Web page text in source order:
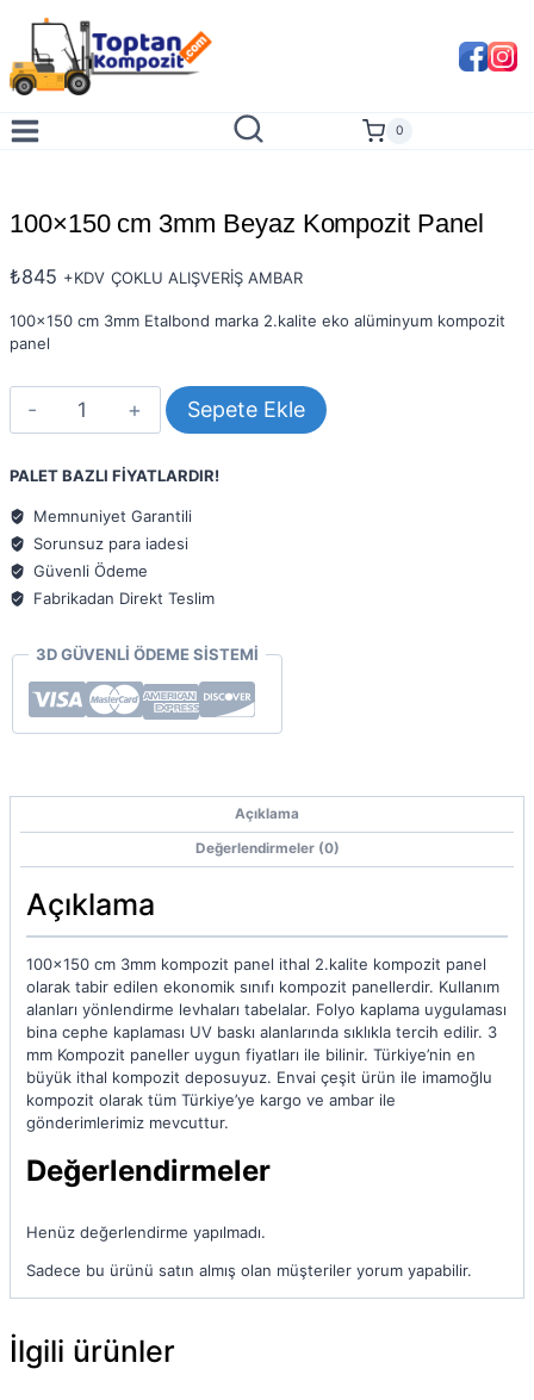
content
0
100×150 cm 3mm Beyaz Kompozit Panel
₺845 +KDV ÇOKLU ALIŞVERİŞ AMBAR
100×150 cm 3mm Etalbond marka 2.kalite eko alüminyum kompozit
panel
Kompozit
Panel
Sepete Ekle
PALET BAZLI FİYATLARDIR!
Memnuniyet Garantili
Sorunsuz para iadesi
Güvenli Ödeme
Fabrikadan Direkt Teslim
3D GÜVENLİ ÖDEME SİSTEMİ
Açıklama
Değerlendirmeler (0)
Açıklama
100×150 cm 3mm kompozit panel ithal 2.kalite kompozit panel
olarak tabir edilen ekonomik sınıfı kompozit panellerdir. Kullanım
alanları yönlendirme levhaları tabelalar. Folyo kaplama uygulaması
bina cephe kaplaması UV baskı alanlarında sıklıkla tercih edilir. 3
mm Kompozit paneller uygun fiyatları ile bilinir. Türkiye’nin en
büyük ithal kompozit deposuyuz. Envai çeşit ürün ile imamoğlu
kompozit olarak tüm Türkiye’ye kargo ve ambar ile
gönderimlerimiz mevcuttur.
Değerlendirmeler
Henüz değerlendirme yapılmadı.
Sadece bu ürünü satın almış olan müşteriler yorum yapabilir.
İlgili ürünler